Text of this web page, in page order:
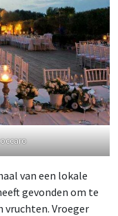
van een lokale
gevonden om te
vruchten. Vroeger